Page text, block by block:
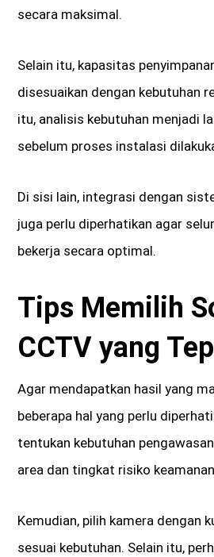
secara maksimal.
Selain itu, kapasitas
disesuaikan dengan kebutuhan
itu, analisis kebutuhan menjadi
sebelum proses instalasi
Di sisi lain, integrasi dengan
juga perlu diperhatikan agar
bekerja secara optimal.
Tips Memilih
CCTV yang
Agar mendapatkan hasil yang
beberapa hal yang perlu
tentukan kebutuhan
area dan tingkat risiko
Kemudian, pilih kamera dengan
sesuai kebutuhan. Selain itu,